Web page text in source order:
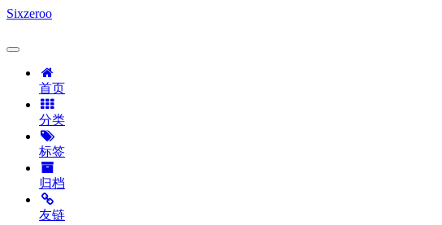
Sixzeroo
首页
分类
标签
归档
友链